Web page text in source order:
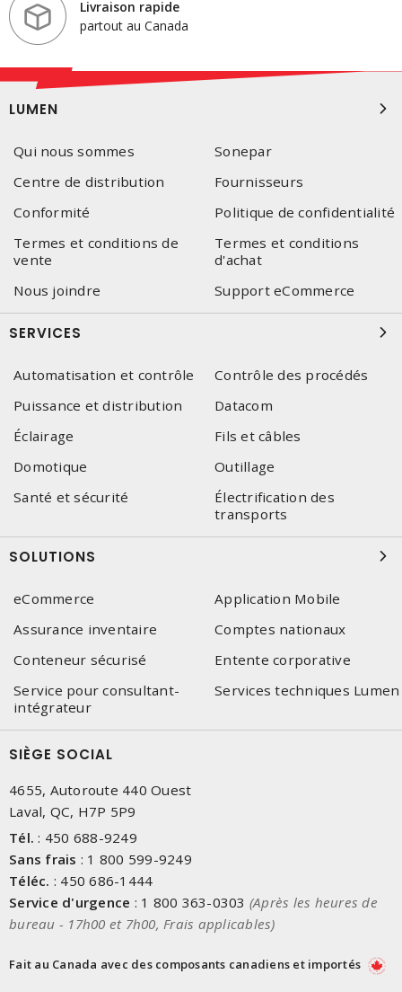
Livraison rapide
partout au Canada
LUMEN
Qui nous sommes
Sonepar
Centre de distribution
Fournisseurs
Conformité
Politique de confidentialité
Termes et conditions de
vente
Termes et conditions
d'achat
Nous joindre
Support eCommerce
SERVICES
Automatisation et contrôle
Contrôle des procédés
Puissance et distribution
Datacom
Éclairage
Fils et câbles
Domotique
Outillage
Santé et sécurité
Électrification des
transports
SOLUTIONS
eCommerce
Application Mobile
Assurance inventaire
Comptes nationaux
Conteneur sécurisé
Entente corporative
Service pour consultant-
intégrateur
Services techniques Lumen
SIÈGE SOCIAL
4655, Autoroute 440 Ouest
Laval, QC, H7P 5P9
Tél. : 450 688-9249
Sans frais : 1 800 599-9249
Téléc. : 450 686-1444
Service d'urgence : 1 800 363-0303 (Après les heures de
bureau - 17h00 et 7h00, Frais applicables)
Fait au Canada avec des composants canadiens et importés